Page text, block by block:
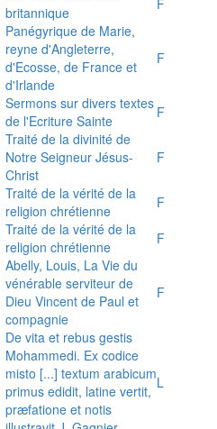
britannique
Panégyrique de Marie,
reyne d'Angleterre,
d'Ecosse, de France et
d'Irlande
F
Sermons sur divers textes
de l'Ecriture Sainte
F
Traité de la divinité de
Notre Seigneur Jésus-
Christ
F
Traité de la vérité de la
religion chrétienne
F
Traité de la vérité de la
religion chrétienne
F
Abelly, Louis, La Vie du
vénérable serviteur de
Dieu Vincent de Paul et
compagnie
F
De vita et rebus gestis
Mohammedi. Ex codice
misto [...] textum arabicum
primus edidit, latine vertit,
præfatione et notis
L